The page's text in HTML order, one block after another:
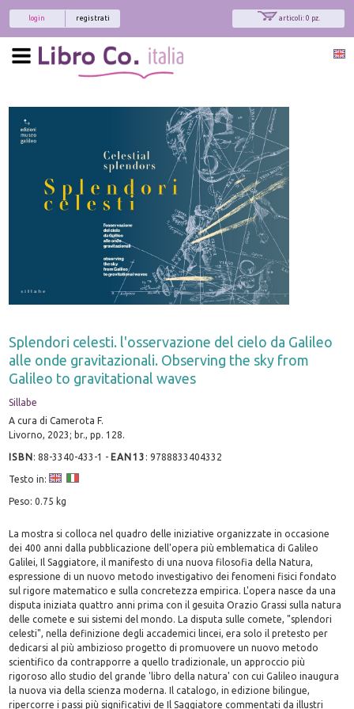
articoli: 0 pz.
registrati
login
Splendori celesti. l'osservazione del cielo da Galileo
alle onde gravitazionali. Observing the sky from
Galileo to gravitational waves
Sillabe
A cura di Camerota F.
Livorno, 2023; br., pp. 128.
ISBN:88-3340-433-1 - EAN13 :9788833404332
Testo in:
Peso: 0.75 kg
La mostra si colloca nel quadro delle iniziative organizzate in occasione
dei 400 anni dalla pubblicazione dell'opera più emblematica di Galileo
Galilei, Il Saggiatore, il manifesto di una nuova filosofia della Natura,
espressione di un nuovo metodo investigativo dei fenomeni fisici fondato
sul rigore matematico e sulla concretezza empirica. L'opera nasce da una
disputa iniziata quattro anni prima con il gesuita Orazio Grassi sulla natura
delle comete e sui sistemi del mondo. La disputa sulle comete, "splendori
celesti", nella definizione degli accademici lincei, era solo il pretesto per
dedicarsi al più ambizioso progetto di promuovere un nuovo metodo
scientifico da contrapporre a quello tradizionale, un approccio più
rigoroso allo studio del grande 'libro della natura' con cui Galileo inaugura
la nuova via della scienza moderna. Il catalogo, in edizione bilingue,
ripercorre i passi più significativi de Il Saggiatore commentati da illustri